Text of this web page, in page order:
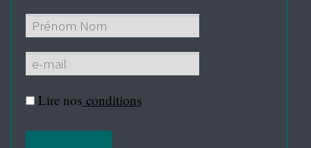
Lire nos conditions